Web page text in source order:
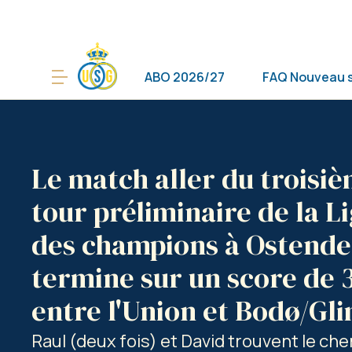
ABO 2026/27 FAQ Nouveau
Le match aller du
tour préliminaire de la
des champions à
termine sur un score de
entre l'Union et Bodø/
Raul (deux fois) et David trouvent le